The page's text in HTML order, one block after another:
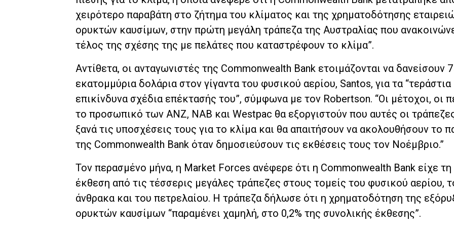
χειρότερο παραβάτη στο ζήτημα του κλίματος και της χρηματοδότησης
ορυκτών καυσίμων, στην πρώτη μεγάλη τράπεζα της Αυστραλίας που
τέλος της σχέσης της με πελάτες που καταστρέφουν το κλίμα”.
Αντίθετα, οι ανταγωνιστές της Commonwealth Bank ετοιμάζονται να δανείσουν
εκατομμύρια δολάρια στον γίγαντα του φυσικού αερίου, Santos, για τα “τεράστια
επικίνδυνα σχέδια επέκτασής του”, σύμφωνα με τον Robertson. “Οι μέτοχοι, οι
το προσωπικό των ANZ, NAB και Westpac θα εξοργιστούν που αυτές οι
ξανά τις υποσχέσεις τους για το κλίμα και θα απαιτήσουν να ακολουθήσουν το
της Commonwealth Bank όταν δημοσιεύσουν τις εκθέσεις τους τον Νοέμβριο.”
Τον περασμένο μήνα, η Market Forces ανέφερε ότι η Commonwealth Bank είχε
έκθεση από τις τέσσερις μεγάλες τράπεζες στους τομείς του φυσικού αερίου,
άνθρακα και του πετρελαίου. Η τράπεζα δήλωσε ότι η χρηματοδότηση της
ορυκτών καυσίμων “παραμένει χαμηλή, στο 0,2% της συνολικής έκθεσης”.